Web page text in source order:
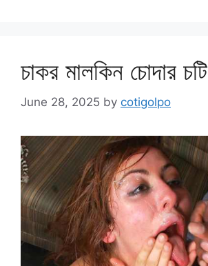
চাকর মালকিন চোদার চটি
June 28, 2025 by cotigolpo